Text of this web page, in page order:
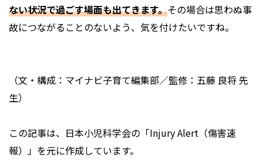
ない状況で過ごす場面も出てきます。その場合は思わぬ事
故につながることのないよう、気を付けたいですね。
（文・構成：マイナビ子育て編集部／監修：五藤 良将 先
生）
この記事は、日本小児科学会の「Injury Alert（傷害速
報）」を元に作成しています。